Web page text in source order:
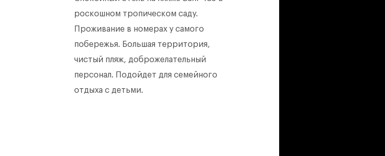
роскошном тропическом саду.
Проживание в номерах у самого
побережья. Большая территория,
чистый пляж, доброжелательный
персонал. Подойдет для семейного
отдыха с детьми.